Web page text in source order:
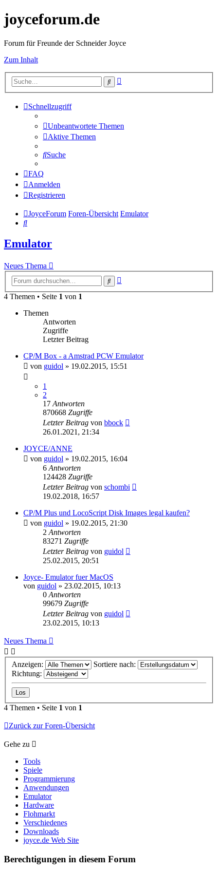
joyceforum.de
Forum für Freunde der Schneider Joyce
Zum Inhalt
Suche
Schnellzugriff
Unbeantwortete Themen
Aktive Themen
Suche
FAQ
Anmelden
Registrieren
JoyceForum Foren-Übersicht Emulator
Suche
Emulator
Neues Thema
Suche
4 Themen • Seite 1 von 1
Themen
Antworten
Zugriffe
Letzter Beitrag
CP/M Box - a Amstrad PCW Emulator
von guidol » 19.02.2015, 15:51
1
2
17 Antworten
870668 Zugriffe
Letzter Beitrag von bbock
26.01.2021, 21:34
JOYCE/ANNE
von guidol » 19.02.2015, 16:04
6 Antworten
124428 Zugriffe
Letzter Beitrag von schombi
19.02.2018, 16:57
CP/M Plus und LocoScript Disk Images legal kaufen?
von guidol » 19.02.2015, 21:30
2 Antworten
83271 Zugriffe
Letzter Beitrag von guidol
25.02.2015, 20:51
Joyce- Emulator fuer MacOS
von guidol » 23.02.2015, 10:13
0 Antworten
99679 Zugriffe
Letzter Beitrag von guidol
23.02.2015, 10:13
Neues Thema
Anzeigen:
Sortiere nach:
Richtung:
4 Themen • Seite 1 von 1
Zurück zur Foren-Übersicht
Gehe zu
Tools
Spiele
Programmierung
Anwendungen
Emulator
Hardware
Flohmarkt
Verschiedenes
Downloads
joyce.de Web Site
Berechtigungen in diesem Forum